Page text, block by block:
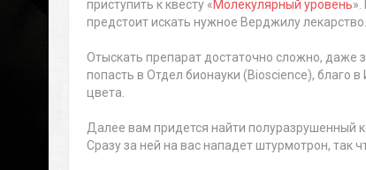
приступить к квесту «Молекулярный уровень
предстоит искать нужное Верджилу лекарство.
Отыскать препарат достаточно сложно, даже
попасть в Отдел бионауки (Bioscience), благо
цвета.
Далее вам придется найти полуразрушенный
Сразу за ней на вас нападет штурмотрон, так